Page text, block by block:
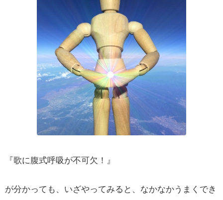
『歌に腹式呼吸が不可欠！』
が分かっても、いざやってみると、なかなかうまくでき